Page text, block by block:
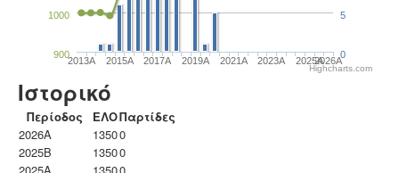
2013A 2015A 2017A 2019A 2021A 2023Α 2025A2026A
900
1000
0
5
Highcharts.com
Ιστορικό
Περίοδος ΕΛΟΠαρτίδες
2026A
13500
2025B
13500